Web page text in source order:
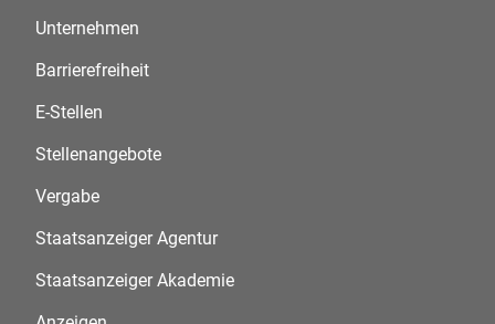
Unternehmen
Barrierefreiheit
E-Stellen
Stellenangebote
Vergabe
Staatsanzeiger Agentur
Staatsanzeiger Akademie